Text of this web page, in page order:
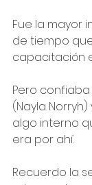
Fue la mayor
de tiempo
capacitación
Pero
(Nayla
algo interno
era por ahí.
Recuerdo la